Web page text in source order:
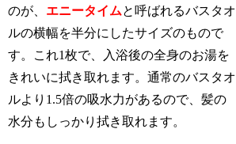
のが、 エニータイムと呼ばれるバスタオ
ルの横幅を半分にしたサイズのもので
す。これ1枚で、入浴後の全身のお湯を
きれいに拭き取れます。通常のバスタオ
ルより1.5倍の吸水力があるので、髪の
水分もしっかり拭き取れます。